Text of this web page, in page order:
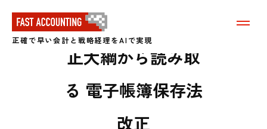
正確で早い会計と戦略経理をAIで実現
メ
令和3年度税制改
正大綱から読み取
る 電子帳簿保存法
改正